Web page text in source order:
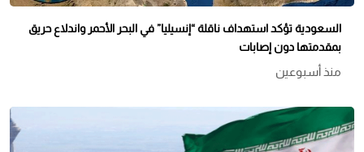
السعودية تؤكد استهداف ناقلة “إنسيليا” في البحر الأحمر واندلاع حريق
بمقدمتها دون إصابات
منذ أسبوعين